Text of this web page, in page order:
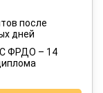
после
дней
ФРДО – 14